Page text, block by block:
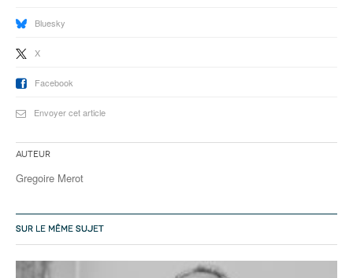
Bluesky
X
Facebook
Envoyer cet article
Auteur
Gregoire Merot
SUR LE MÊME SUJET